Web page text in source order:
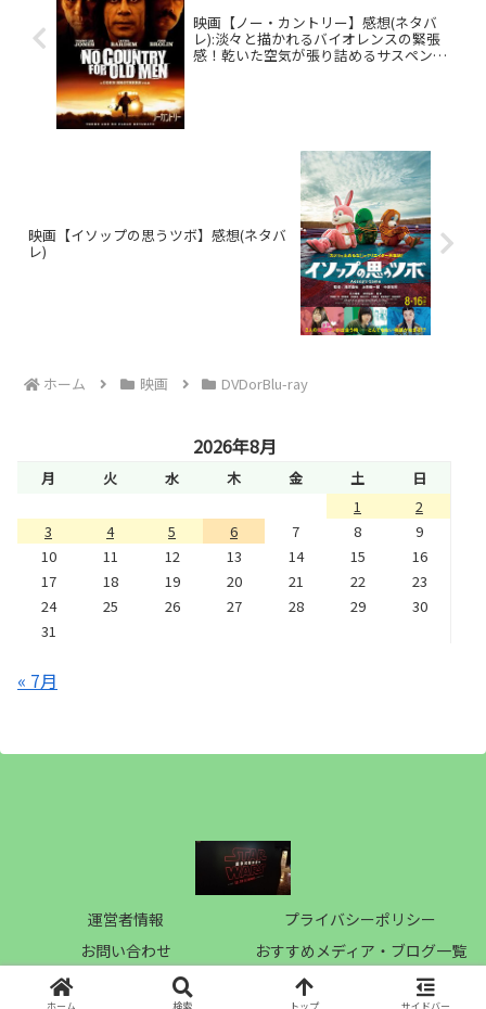
映画【ノー・カントリー】感想(ネタバ
レ):淡々と描かれるバイオレンスの緊張
感！乾いた空気が張り詰めるサスペンス
映画【イソップの思うツボ】感想(ネタバ
レ)
ホーム 映画 DVDorBlu-ray
2026年8月
月 火 水 木 金 土
日
1
2
3
4 5 6 7 8
9
10
11 12 13 14 15
16
17
18 19 20 21 22
23
24
25 26 27 28 29
30
31
« 7月
運営者情報
プライバシーポリシー
お問い合わせ
おすすめメディア・ブログ一覧
Copyright © 2019 梅桃電影記 All Rights Reserved.